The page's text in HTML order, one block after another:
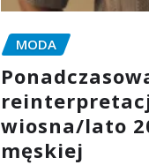
MODA
wiosna/lato
męskiej